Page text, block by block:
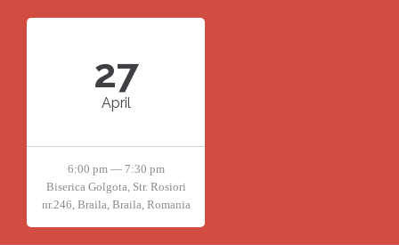
27
April
6:00 pm — 7:30 pm
Biserica Golgota, Str. Rosiori
nr.246, Braila, Braila, Romania